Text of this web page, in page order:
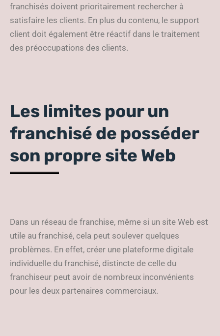
franchisés doivent prioritairement rechercher à
satisfaire les clients. En plus du contenu, le support
client doit également être réactif dans le traitement
des préoccupations des clients.
Les limites pour un
franchisé de posséder
son propre site Web
Dans un réseau de franchise, même si un site Web est
utile au franchisé, cela peut soulever quelques
problèmes. En effet, créer une plateforme digitale
individuelle du franchisé, distincte de celle du
franchiseur peut avoir de nombreux inconvénients
pour les deux partenaires commerciaux.